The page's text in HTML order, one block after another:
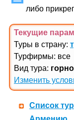
либо
Текущие
Туры в страну:
Турфирмы: все
Вид тура:
Изменить
Список